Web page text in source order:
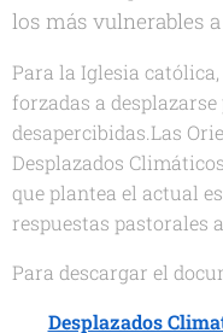
los más vulnerables
Para la Iglesia
forzadas a
desapercibidas.Las
Desplazados
que plantea el actual
respuestas pastorales
Para descargar el
Desplazados